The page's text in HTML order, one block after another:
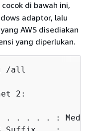
di bawah ini,
adaptor, lalu
AWS disediakan
yang diperlukan.
/all
2:
. . . . : Media